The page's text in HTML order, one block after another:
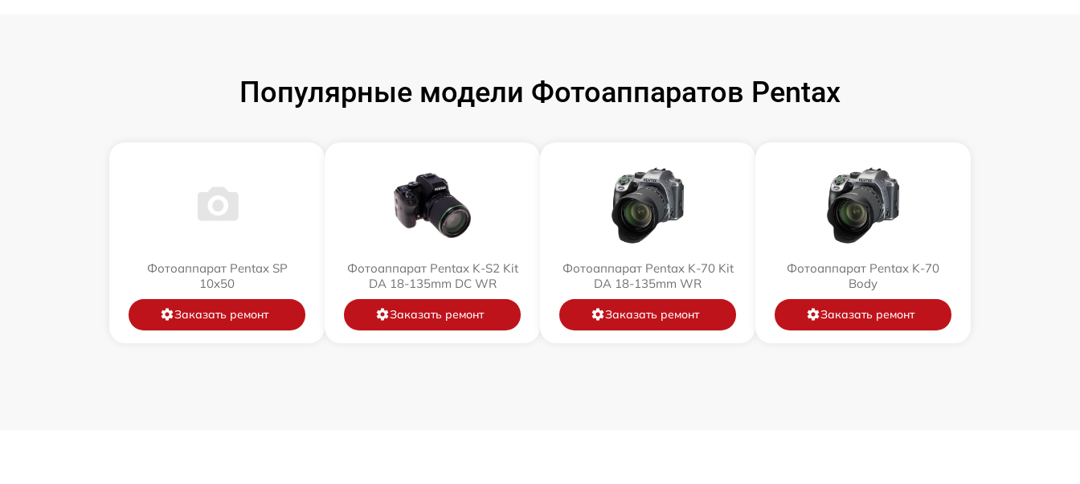
Популярные модели Фотоаппаратов Pentax
Фотоаппарат Pentax SP
10x50
Заказать ремонт
Фотоаппарат Pentax K-S2 Kit
DA 18-135mm DC WR
Заказать ремонт
Фотоаппарат Pentax K-70 Kit
DA 18-135mm WR
Заказать ремонт
Фотоаппарат Pentax K-70
Body
Заказать ремонт